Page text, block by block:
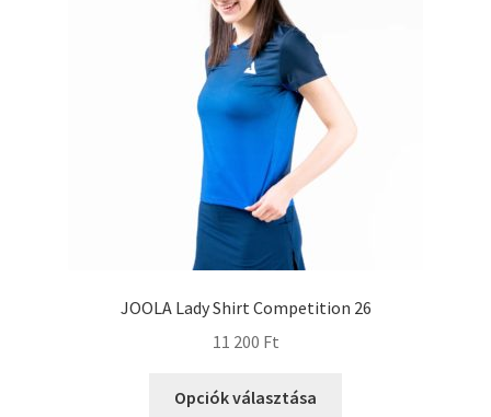
JOOLA Lady Shirt Competition 26
11 200 Ft
Opciók választása